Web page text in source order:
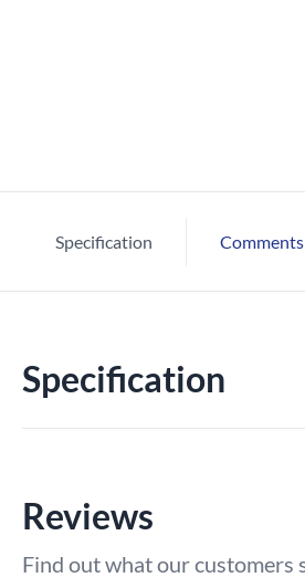
Specification Comments
Specification
Reviews
Find out what our customers